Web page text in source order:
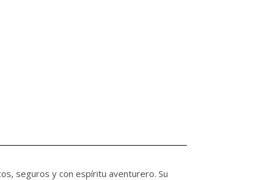
seguros y con espíritu aventurero. Su